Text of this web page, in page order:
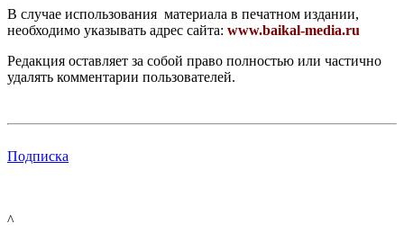
В случае использования материала в печатном издании,
необходимо указывать адрес сайта: www.baikal-media.ru
Редакция оставляет за собой право полностью или частично
удалять комментарии пользователей.
Подписка
^